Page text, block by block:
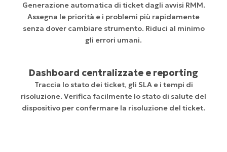
Generazione automatica di ticket dagli avvisi RMM.
Assegna le priorità e i problemi più rapidamente
senza dover cambiare strumento. Riduci al minimo
gli errori umani.
Dashboard centralizzate e reporting
Traccia lo stato dei ticket, gli SLA e i tempi di
risoluzione. Verifica facilmente lo stato di salute del
dispositivo per confermare la risoluzione del ticket.